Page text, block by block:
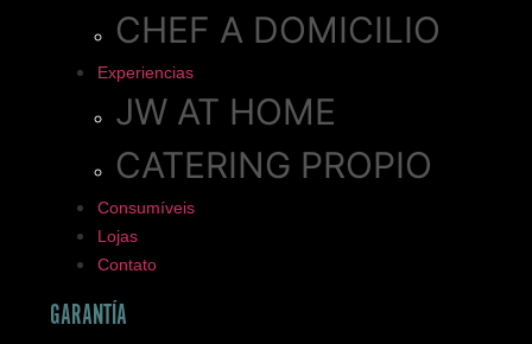
CHEF A DOMICILIO
Experiencias
JW AT HOME
CATERING PROPIO
Consumíveis
Lojas
Contato
GARANTÍA